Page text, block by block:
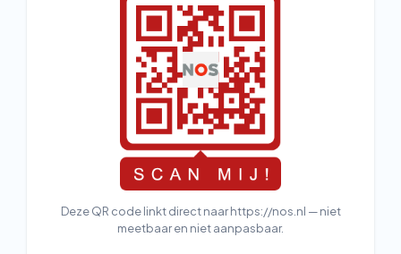
Deze QR code linkt direct naar https://nos.nl — niet
meetbaar en niet aanpasbaar.